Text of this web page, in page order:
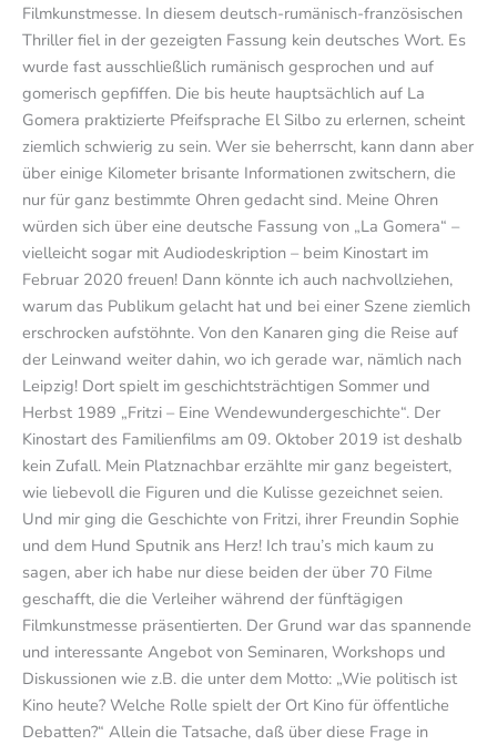
Filmkunstmesse. In diesem deutsch-rumänisch-französischen
Thriller fiel in der gezeigten Fassung kein deutsches Wort. Es
wurde fast ausschließlich rumänisch gesprochen und auf
gomerisch gepfiffen. Die bis heute hauptsächlich auf La
Gomera praktizierte Pfeifsprache El Silbo zu erlernen, scheint
ziemlich schwierig zu sein. Wer sie beherrscht, kann dann aber
über einige Kilometer brisante Informationen zwitschern, die
nur für ganz bestimmte Ohren gedacht sind. Meine Ohren
würden sich über eine deutsche Fassung von „La Gomera“ –
vielleicht sogar mit Audiodeskription – beim Kinostart im
Februar 2020 freuen! Dann könnte ich auch nachvollziehen,
warum das Publikum gelacht hat und bei einer Szene ziemlich
erschrocken aufstöhnte. Von den Kanaren ging die Reise auf
der Leinwand weiter dahin, wo ich gerade war, nämlich nach
Leipzig! Dort spielt im geschichtsträchtigen Sommer und
Herbst 1989 „Fritzi – Eine Wendewundergeschichte“. Der
Kinostart des Familienfilms am 09. Oktober 2019 ist deshalb
kein Zufall. Mein Platznachbar erzählte mir ganz begeistert,
wie liebevoll die Figuren und die Kulisse gezeichnet seien.
Und mir ging die Geschichte von Fritzi, ihrer Freundin Sophie
und dem Hund Sputnik ans Herz! Ich trau’s mich kaum zu
sagen, aber ich habe nur diese beiden der über 70 Filme
geschafft, die die Verleiher während der fünftägigen
Filmkunstmesse präsentierten. Der Grund war das spannende
und interessante Angebot von Seminaren, Workshops und
Diskussionen wie z.B. die unter dem Motto: „Wie politisch ist
Kino heute? Welche Rolle spielt der Ort Kino für öffentliche
Debatten?“ Allein die Tatsache, daß über diese Frage in